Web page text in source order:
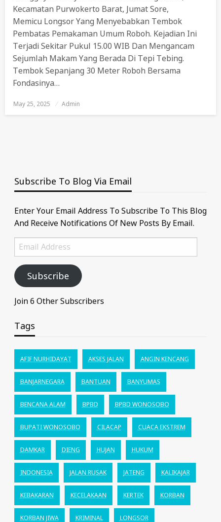
Kecamatan Purwokerto Barat, Jumat Sore,
Memicu Longsor Yang Menyebabkan Tembok
Pembatas Pemakaman Umum Roboh. Kejadian Ini
Terjadi Sekitar Pukul 15.00 WIB Dan Mengancam
Sejumlah Makam Yang Berada Di Tepi Tebing.
Tembok Sepanjang 30 Meter Roboh Bersama
Fondasinya…
Posted
On
May 25, 2025 Admin
Subscribe To Blog Via Email
Enter Your Email Address To Subscribe To This Blog
And Receive Notifications Of New Posts By Email.
Email
Address
Subscribe
Join 6 Other Subscribers
Tags
AFIF NURHIDAYAT AKSES JALAN ANGIN KENCANG
BANJARNEGARA BANTUAN BANYUMAS
BENCANA ALAM BPBD BPBD WONOSOBO
BUPATI WONOSOBO CILACAP CUACA EKSTREM
DAMKAR DIENG HUJAN HUKUM
INDONESIA JALAN RUSAK JATENG KALIKAJAR
KEBAKARAN KECELAKAAN KERTEK KORBAN
KORBAN JIWA KRIMINAL LONGSOR